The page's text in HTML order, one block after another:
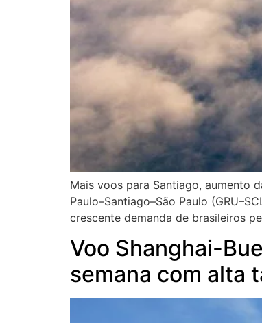
Mais voos para Santiago, aumento
Paulo–Santiago–São Paulo
crescente demanda de brasileiros
Voo Shanghai-
semana com alta